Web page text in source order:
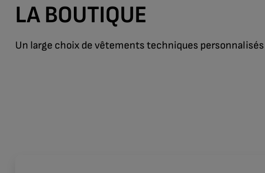
LA BOUTIQUE
Un large choix de vêtements techniques